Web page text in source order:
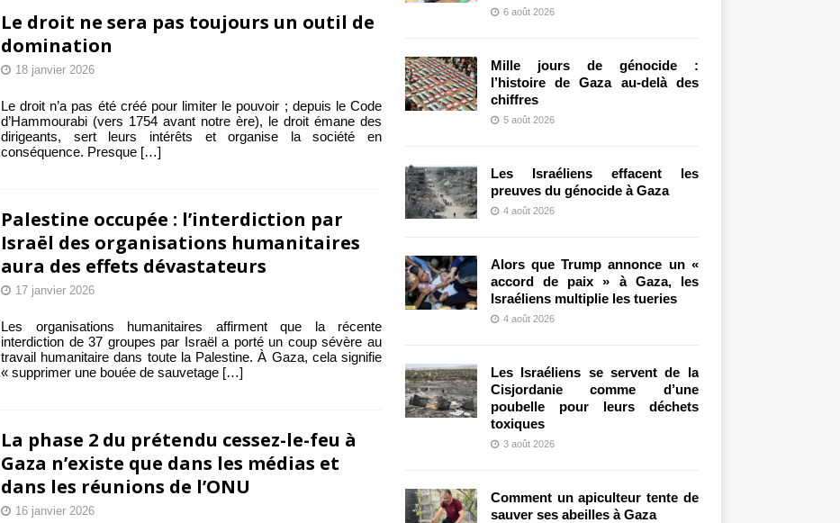
Le droit ne sera pas toujours un outil de
domination
18 janvier 2026
Le droit n’a pas été créé pour limiter le pouvoir ; depuis le Code
d’Hammourabi (vers 1754 avant notre ère), le droit émane des
dirigeants, sert leurs intérêts et organise la société en
conséquence. Presque […]
Palestine occupée : l’interdiction par
Israël des organisations humanitaires
aura des effets dévastateurs
17 janvier 2026
Les organisations humanitaires affirment que la récente
interdiction de 37 groupes par Israël a porté un coup sévère au
travail humanitaire dans toute la Palestine. À Gaza, cela signifie
« supprimer une bouée de sauvetage […]
La phase 2 du prétendu cessez-le-feu à
Gaza n’existe que dans les médias et
dans les réunions de l’ONU
16 janvier 2026
6 août 2026
Mille jours de génocide :
l’histoire de Gaza au-delà des
chiffres
5 août 2026
Les Israéliens effacent les
preuves du génocide à Gaza
4 août 2026
Alors que Trump annonce un «
accord de paix » à Gaza, les
Israéliens multiplie les tueries
4 août 2026
Les Israéliens se servent de la
Cisjordanie comme d’une
poubelle pour leurs déchets
toxiques
3 août 2026
Comment un apiculteur tente de
sauver ses abeilles à Gaza